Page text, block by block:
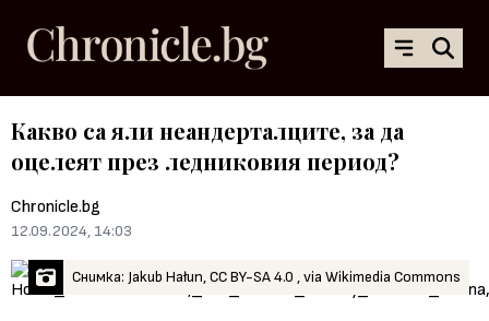
Какво са яли неандерталците, за да
оцелеят през ледниковия период?
Chronicle.bg
12.09.2024, 14:03
Снимка: Jakub Hałun, CC BY-SA 4.0 , via Wikimedia Commons